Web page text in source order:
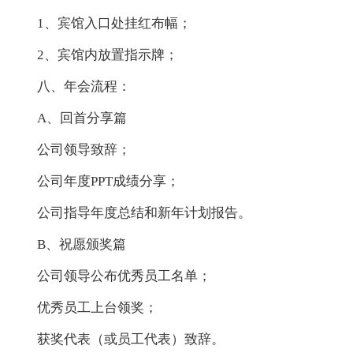
1、宾馆入口处挂红布幅；
2、宾馆内放置指示牌；
八、年会流程：
A、回首分享篇
公司领导致辞；
公司年度PPT成绩分享；
公司指导年度总结和新年计划报告。
B、祝愿颁奖篇
公司领导公布优秀员工名单；
优秀员工上台领奖；
获奖代表（或员工代表）致辞。